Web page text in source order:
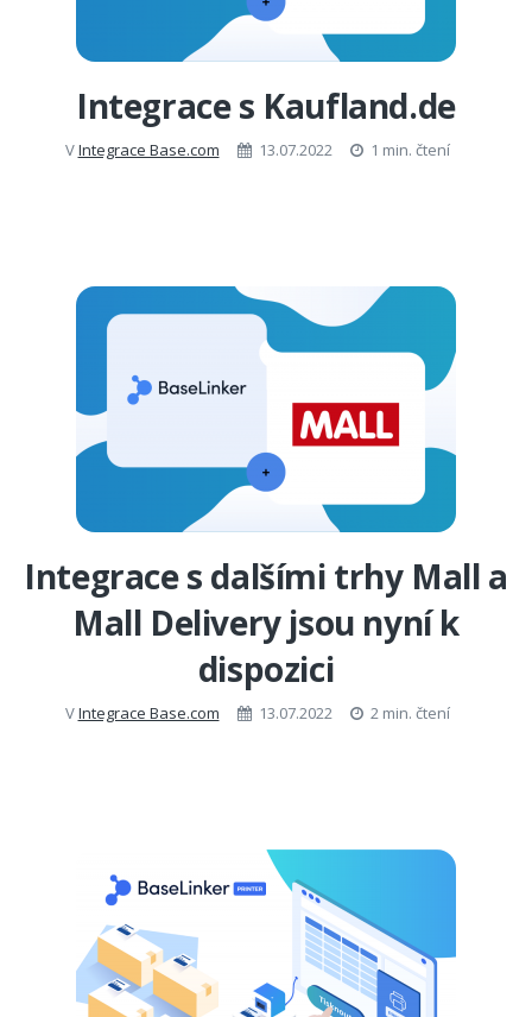
Integrace s Kaufland.de
VIntegrace Base.com 13.07.2022 1 min. čtení
Integrace s dalšími trhy Mall a
Mall Delivery jsou nyní k
dispozici
VIntegrace Base.com 13.07.2022 2 min. čtení